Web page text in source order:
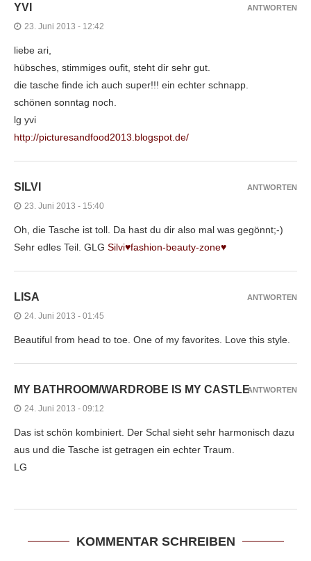
YVI
23. Juni 2013 - 12:42
liebe ari,
hübsches, stimmiges oufit, steht dir sehr gut.
die tasche finde ich auch super!!! ein echter schnapp.
schönen sonntag noch.
lg yvi
http://picturesandfood2013.blogspot.de/
ANTWORTEN
SILVI
23. Juni 2013 - 15:40
Oh, die Tasche ist toll. Da hast du dir also mal was gegönnt;-)
Sehr edles Teil. GLG Silvi♥fashion-beauty-zone♥
ANTWORTEN
LISA
24. Juni 2013 - 01:45
Beautiful from head to toe. One of my favorites. Love this style.
ANTWORTEN
MY BATHROOM/WARDROBE IS MY CASTLE
24. Juni 2013 - 09:12
Das ist schön kombiniert. Der Schal sieht sehr harmonisch dazu
aus und die Tasche ist getragen ein echter Traum.
LG
ANTWORTEN
KOMMENTAR SCHREIBEN